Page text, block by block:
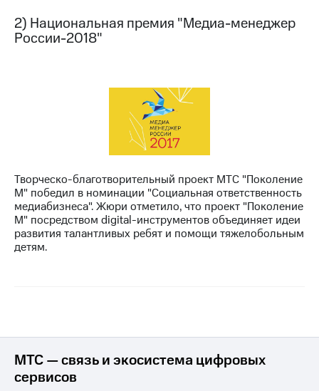
информации
Информация
акционера
Акционерный
капитал
Контроль
и
аудит
Рынок
выкупа
Дивиденды
Рынок
2) Национальная премия "Медиа-менеджер
России-2018"
Творческо-благотворительный проект МТС "Поколение
М" победил в номинации "Социальная ответственность
медиабизнеса". Жюри отметило, что проект "Поколение
М" посредством digital-инструментов объединяет идеи
развития талантливых ребят и помощи тяжелобольным
детям.
МТС — связь и экосистема цифровых
сервисов